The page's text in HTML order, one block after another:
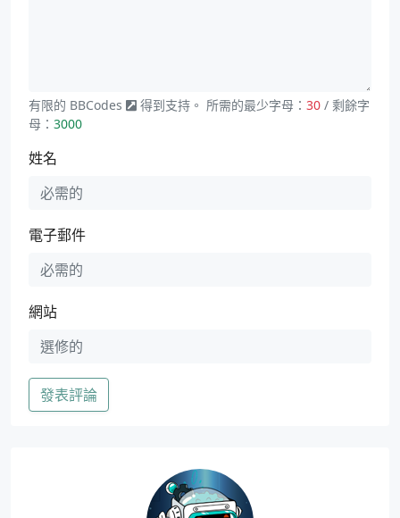
有限的 BBCodes 得到支持。 所需的最少字母：30 / 剩餘字
母： 3000
姓名
電子郵件
網站
發表評論